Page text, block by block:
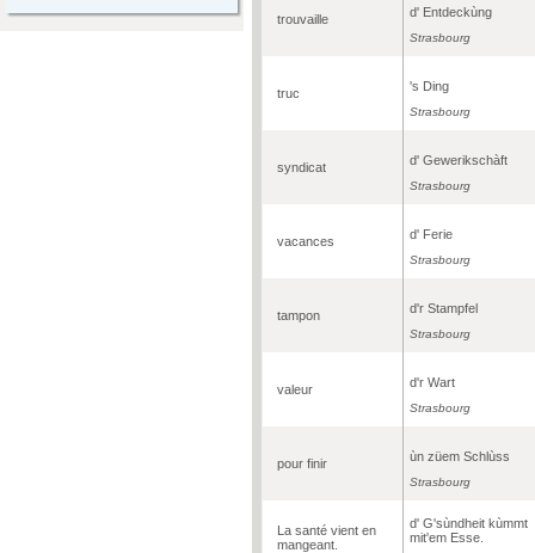
trouvaille d' Entdeckùng
Strasbourg
truc 's Ding
Strasbourg
syndicat d' Gewerikschàft
Strasbourg
vacances d' Ferie
Strasbourg
tampon d'r Stampfel
Strasbourg
valeur d'r Wart
Strasbourg
pour finir ùn züem Schlùss
Strasbourg
La santé vient en
mangeant.
d' G'sùndheit kùmmt
mit'em Esse.